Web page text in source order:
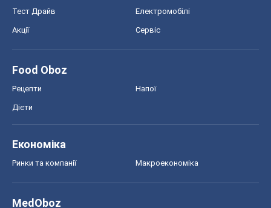
Тест Драйв Електромобілі
Акції Сервіс
Food Oboz
Рецепти Напої
Дієти
Економіка
Ринки та компанії Макроекономіка
MedOboz